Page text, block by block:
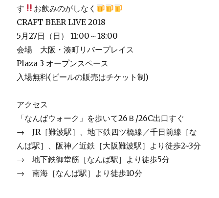
す
お飲みのがしなく
CRAFT BEER LIVE 2018
5月27日（日） 11:00～18:00
会場 大阪・湊町リバープレイス
Plaza 3 オープンスペース
入場無料(ビールの販売はチケット制)
アクセス
「なんばウォーク」を歩いて26Ｂ/26C出口すぐ
→ JR［難波駅］、地下鉄四ツ橋線／千日前線［な
んば駅］、阪神／近鉄［大阪難波駅］より徒歩2~3分
→ 地下鉄御堂筋［なんば駅］より徒歩5分
→ 南海［なんば駅］より徒歩10分